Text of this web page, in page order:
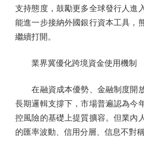
支持態度，鼓勵更多全球發行人進
能進一步接納外國銀行資本工具，
繼續打開。
業界冀優化跨境資金使用機制
在融資成本優勢、金融制度開
長期邏輯支撐下，市場普遍認為今
控風險的基礎上提質擴容。但業內
的匯率波動、信用分層、信息不對